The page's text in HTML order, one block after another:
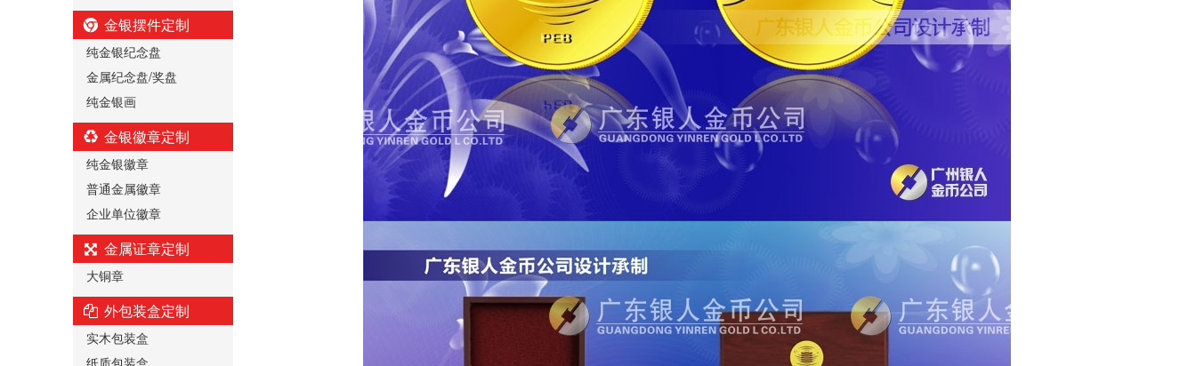
金银摆件定制
纯金银纪念盘
金属纪念盘/奖盘
纯金银画
金银徽章定制
纯金银徽章
普通金属徽章
企业单位徽章
金属证章定制
大铜章
外包装盒定制
实木包装盒
纸质包装盒